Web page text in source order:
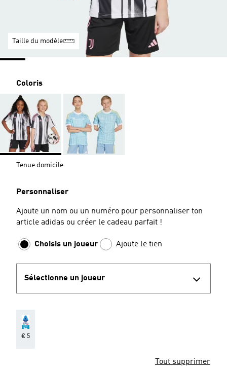
Taille du modèle
Coloris
Tenue domicile
Personnaliser
Ajoute un nom ou un numéro pour personnaliser ton
article adidas ou créer le cadeau parfait !
Choisis un joueur Ajoute le tien
Sélectionne un joueur
€ 5
Tout supprimer